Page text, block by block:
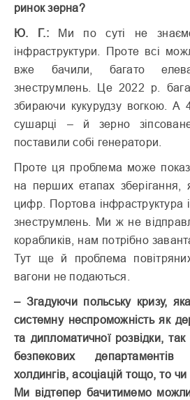
ринок зерна?
Ю. Г.: Ми по суті не
інфраструктури. Проте всі
вже бачили, багато
знеструмлень. Це 2022 р.
збираючи кукурудзу вогкою. А
сушарці – й зерно
поставили собі генератори.
Проте ця проблема може
на перших етапах зберігання,
цифр. Портова інфраструктура
знеструмлень. Ми ж не
корабликів, нам потрібно
Тут ще й проблема повітряних
вагони не подаються.
– Згадуючи польську кризу,
системну неспроможність як
та дипломатичної розвідки, так
безпекових
холдингів, асоціацій тощо, то
Ми відтепер бачитимемо